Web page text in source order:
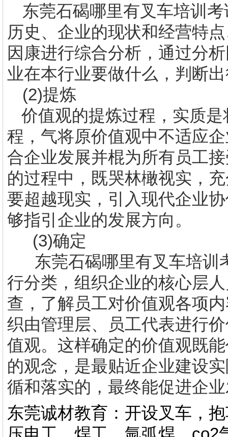
东莞石碣哪里有叉车培训考
历史、企业的现状和经营特
因康进行综合分析，通过分
业在本行业要做什么，判断
(2)提炼
价值观的提炼过程，实质
程，气将原价值观中不适应
合企业发展并棍为所有员工
的过程中，既哭林橄视实，
要超越现实，引入现代企业
够指引企业的发展方向。
(3)确定
东莞石碣哪里有叉车培训
行分类，组织企业的核心层
查，了解员工对价值观各项
织由管理层、员工代表进行
值观。这样确定的价值观既
的观念，是最贴近企业建设
循和落实的，最终能促进企
东莞诚材教育：开设叉车，